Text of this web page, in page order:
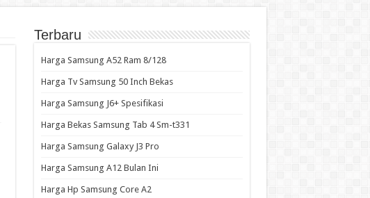
Terbaru
Harga Samsung A52 Ram 8/128
Harga Tv Samsung 50 Inch Bekas
Harga Samsung J6+ Spesifikasi
Harga Bekas Samsung Tab 4 Sm-t331
Harga Samsung Galaxy J3 Pro
Harga Samsung A12 Bulan Ini
Harga Hp Samsung Core A2